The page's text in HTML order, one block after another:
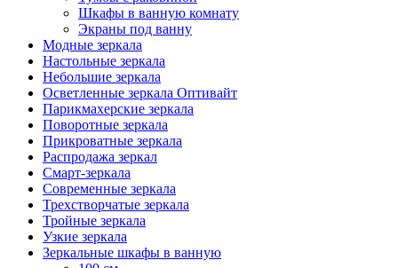
Шкафы в ванную комнату
Экраны под ванну
Модные зеркала
Настольные зеркала
Небольшие зеркала
Осветленные зеркала Оптивайт
Парикмахерские зеркала
Поворотные зеркала
Прикроватные зеркала
Распродажа зеркал
Смарт-зеркала
Современные зеркала
Трехстворчатые зеркала
Тройные зеркала
Узкие зеркала
Зеркальные шкафы в ванную